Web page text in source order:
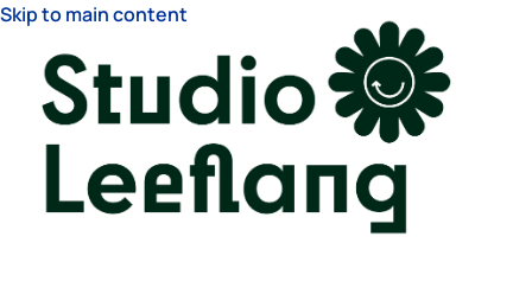
Skip to main content